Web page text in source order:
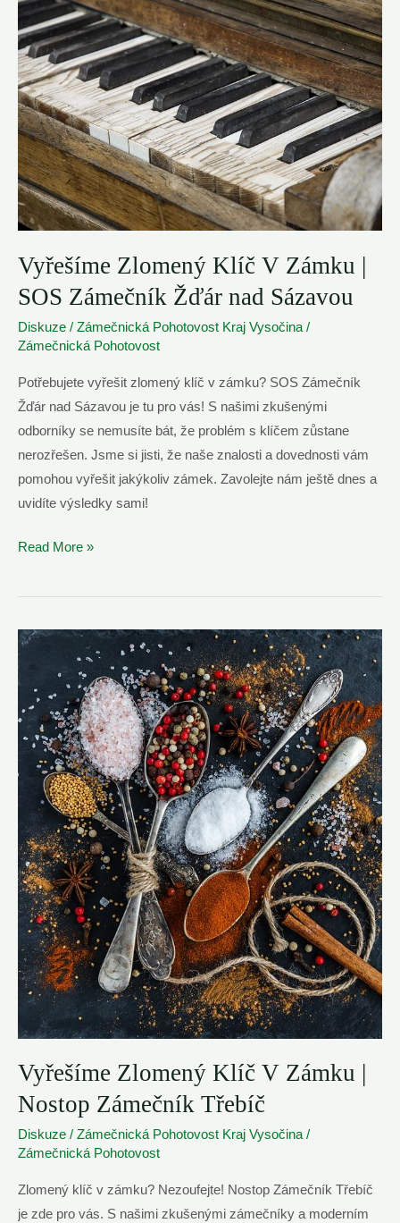
☎️
721
145
237
Vyřešíme Zlomený Klíč V Zámku |
SOS Zámečník Žďár nad Sázavou
Diskuze / Zámečnická Pohotovost Kraj Vysočina /
Zámečnická Pohotovost
Potřebujete vyřešit zlomený klíč v zámku? SOS Zámečník
Žďár nad Sázavou je tu pro vás! S našimi zkušenými
odborníky se nemusíte bát, že problém s klíčem zůstane
nerozřešen. Jsme si jisti, že naše znalosti a dovednosti vám
pomohou vyřešit jakýkoliv zámek. Zavolejte nám ještě dnes a
uvidíte výsledky sami!
Vyřešíme
Klíč
Zámku
SOS
Zámečník
Žďár
nad
Sázavou
Read More »
Vyřešíme Zlomený Klíč V Zámku |
Nostop Zámečník Třebíč
Diskuze / Zámečnická Pohotovost Kraj Vysočina /
Zámečnická Pohotovost
Zlomený klíč v zámku? Nezoufejte! Nostop Zámečník Třebíč
je zde pro vás. S našimi zkušenými zámečníky a moderním